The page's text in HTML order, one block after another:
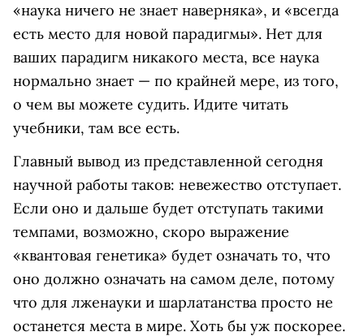
«наука ничего не знает наверняка», и «всегда
есть место для новой парадигмы». Нет для
ваших парадигм никакого места, все наука
нормально знает — по крайней мере, из того,
о чем вы можете судить. Идите читать
учебники, там все есть.
Главный вывод из представленной сегодня
научной работы таков: невежество отступает.
Если оно и дальше будет отступать такими
темпами, возможно, скоро выражение
«квантовая генетика» будет означать то, что
оно должно означать на самом деле, потому
что для лженауки и шарлатанства просто не
останется места в мире. Хоть бы уж поскорее.